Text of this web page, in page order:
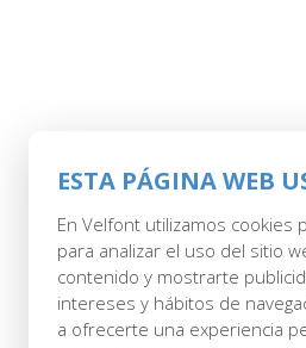
ESTA PÁGINA WEB
En Velfont utilizamos cookies
para analizar el uso del sitio
contenido y mostrarte
intereses y hábitos de
a ofrecerte una experiencia
28 MAR
BASIC PACK
Posted at 10:04hin bySavel